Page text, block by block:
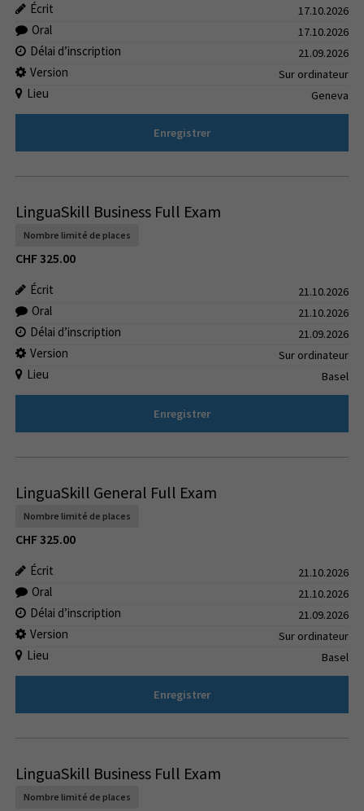
Écrit 17.10.2026
Oral 17.10.2026
Délai d’inscription 21.09.2026
Version Sur ordinateur
Lieu Geneva
Enregistrer
LinguaSkill Business Full Exam
Nombre limité de places
CHF325.00
Écrit 21.10.2026
Oral 21.10.2026
Délai d’inscription 21.09.2026
Version Sur ordinateur
Lieu Basel
Enregistrer
LinguaSkill General Full Exam
Nombre limité de places
CHF325.00
Écrit 21.10.2026
Oral 21.10.2026
Délai d’inscription 21.09.2026
Version Sur ordinateur
Lieu Basel
Enregistrer
LinguaSkill Business Full Exam
Nombre limité de places